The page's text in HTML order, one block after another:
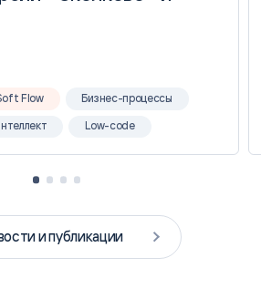
Flow Бизнес-процессы
Low-code
и публикации